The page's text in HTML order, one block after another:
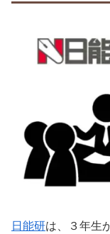
日能研は、３年生